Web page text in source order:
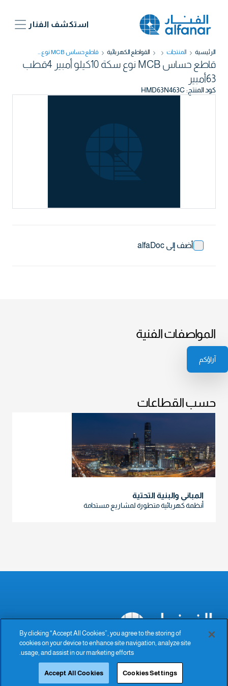
آراؤكم
استكشف الفنار
الرئيسية المنتجات القواطع الكهربائية قاطع حساس MCB نوع سكة 10كيلو أمبير 4قطب 63أمبير
أضف إلى alfaDoc
قاطع حساس MCB نوع سكة 10كيلو أمبير 4قطب
63أمبير
كود المنتج:
HMD63N463C
المواصفات الفنية
حسب القطاعات
المباني والبنية التحتية
أنظمة كهربائية متطورة لمشاريع مستدامة
The Power of Excellence
By clicking “Accept All Cookies”, you agree to the storing of
cookies on your device to enhance site navigation, analyze site
usage, and assist in our marketing efforts.
Cookies Settings
Accept All Cookies